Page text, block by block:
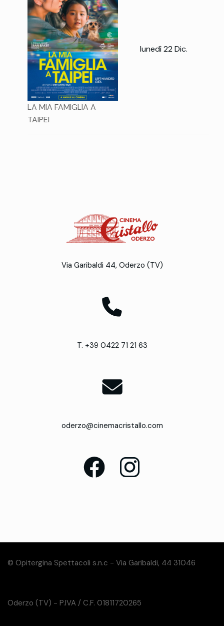
LA MIA FAMIGLIA A
TAIPEI
lunedì 22 Dic.
Via Garibaldi 44, Oderzo (TV)
T. +39 0422 71 21 63
oderzo@cinemacristallo.com
© Opitergina Spettacoli s.n.c - Via Garibaldi, 44 31046
Oderzo (TV) - P.IVA / C.F. 01811720265